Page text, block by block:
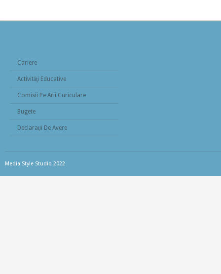
Cariere
Activităţi Educative
Comisii Pe Arii Curiculare
Bugete
Declaraţii De Avere
Media Style Studio 2022